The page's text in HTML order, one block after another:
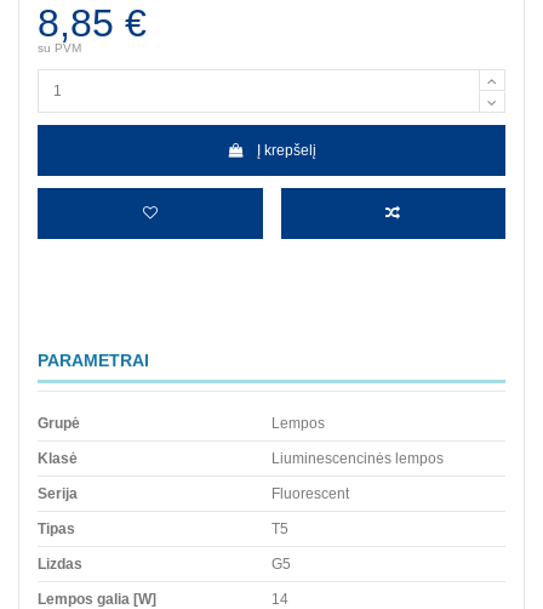
8,85 €
su PVM
Į krepšelį
PARAMETRAI
Grupė Lempos
Klasė Liuminescencinės lempos
Serija Fluorescent
Tipas T5
Lizdas G5
Lempos galia [W] 14